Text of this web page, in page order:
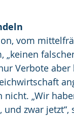
vom
Verbote aber
„Wir
zwar jetzt“,